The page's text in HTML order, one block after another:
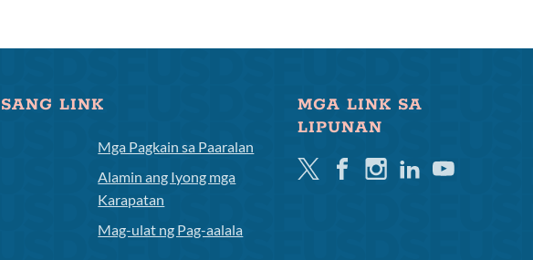
LINK
Mga Pagkain sa Paaralan
Alamin ang Iyong mga
Karapatan
Mag-ulat ng Pag-aalala
MGA LINK SA
LIPUNAN
TwitterFacebookInstagramLinkedinYoutube